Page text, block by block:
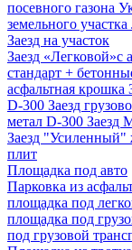
посевного газона
земельного участка
Заезд на участок
Заезд «Легковой»с
стандарт +
асфальтная крошка
D-300 Заезд
метал D-300 Заезд
Заезд "Усиленный"
плит
Площадка под авто
Парковка из
площадка под
площадка под
под грузовой